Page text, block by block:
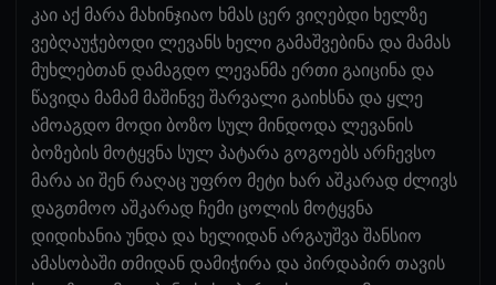
კაი აქ მარა მახინჯიაო ხმას ცერ ვიღებდი ხელზე
ვებღაუჭებოდი ლევანს ხელი გამაშვებინა და მამას
მუხლებთან დამაგდო ლევანმა ერთი გაიცინა და
წავიდა მამამ მაშინვე შარვალი გაიხსნა და ყლე
ამოაგდო მოდი ბოზო სულ მინდოდა ლევანის
ბოზების მოტყვნა სულ პატარა გოგოებს არჩევსო
მარა აი შენ რაღაც უფრო მეტი ხარ აშკარად ძლივს
დაგთმოო აშკარად ჩემი ცოლის მოტყვნა
დიდიხანია უნდა და ხელიდან არგაუშვა შანსიო
ამასობაში თმიდან დამიჭირა და პირდაპირ თავის